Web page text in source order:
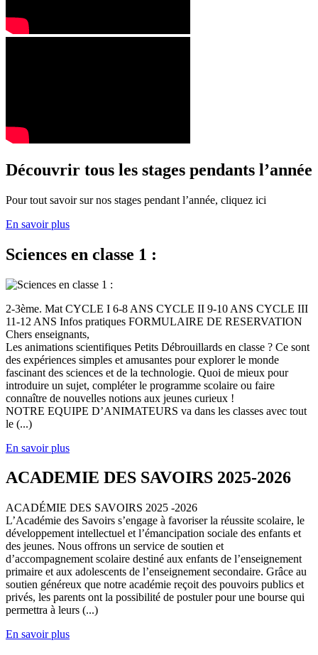
Découvrir tous les stages pendants l’année
Pour tout savoir sur nos stages pendant l’année, cliquez ici
En savoir plus
Sciences en classe 1 :
2-3ème. Mat CYCLE I 6-8 ANS CYCLE II 9-10 ANS CYCLE III
11-12 ANS Infos pratiques FORMULAIRE DE RESERVATION
Chers enseignants,
Les animations scientifiques Petits Débrouillards en classe ? Ce sont
des expériences simples et amusantes pour explorer le monde
fascinant des sciences et de la technologie. Quoi de mieux pour
introduire un sujet, compléter le programme scolaire ou faire
connaître de nouvelles notions aux jeunes curieux !
NOTRE EQUIPE D’ANIMATEURS va dans les classes avec tout
le (...)
En savoir plus
ACADEMIE DES SAVOIRS 2025-2026
ACADÉMIE DES SAVOIRS 2025 -2026
L’Académie des Savoirs s’engage à favoriser la réussite scolaire, le
développement intellectuel et l’émancipation sociale des enfants et
des jeunes. Nous offrons un service de soutien et
d’accompagnement scolaire destiné aux enfants de l’enseignement
primaire et aux adolescents de l’enseignement secondaire. Grâce au
soutien généreux que notre académie reçoit des pouvoirs publics et
privés, les parents ont la possibilité de postuler pour une bourse qui
permettra à leurs (...)
En savoir plus